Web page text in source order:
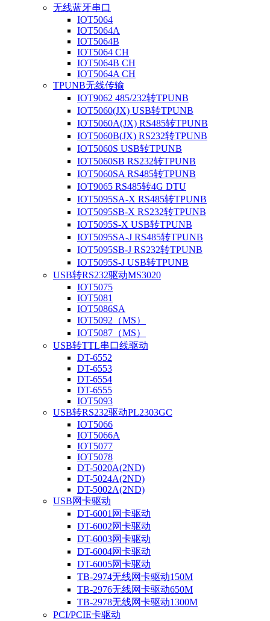
无线蓝牙串口
IOT5064
IOT5064A
IOT5064B
IOT5064 CH
IOT5064B CH
IOT5064A CH
TPUNB无线传输
IOT9062 485/232转TPUNB
IOT5060(JX) USB转TPUNB
IOT5060A(JX) RS485转TPUNB
IOT5060B(JX) RS232转TPUNB
IOT5060S USB转TPUNB
IOT5060SB RS232转TPUNB
IOT5060SA RS485转TPUNB
IOT9065 RS485转4G DTU
IOT5095SA-X RS485转TPUNB
IOT5095SB-X RS232转TPUNB
IOT5095S-X USB转TPUNB
IOT5095SA-J RS485转TPUNB
IOT5095SB-J RS232转TPUNB
IOT5095S-J USB转TPUNB
USB转RS232驱动MS3020
IOT5075
IOT5081
IOT5086SA
IOT5092（MS）
IOT5087（MS）
USB转TTL串口线驱动
DT-6552
DT-6553
DT-6554
DT-6555
IOT5093
USB转RS232驱动PL2303GC
IOT5066
IOT5066A
IOT5077
IOT5078
DT-5020A(2ND)
DT-5024A(2ND)
DT-5002A(2ND)
USB网卡驱动
DT-6001网卡驱动
DT-6002网卡驱动
DT-6003网卡驱动
DT-6004网卡驱动
DT-6005网卡驱动
TB-2974无线网卡驱动150M
TB-2976无线网卡驱动650M
TB-2978无线网卡驱动1300M
PCI/PCIE卡驱动